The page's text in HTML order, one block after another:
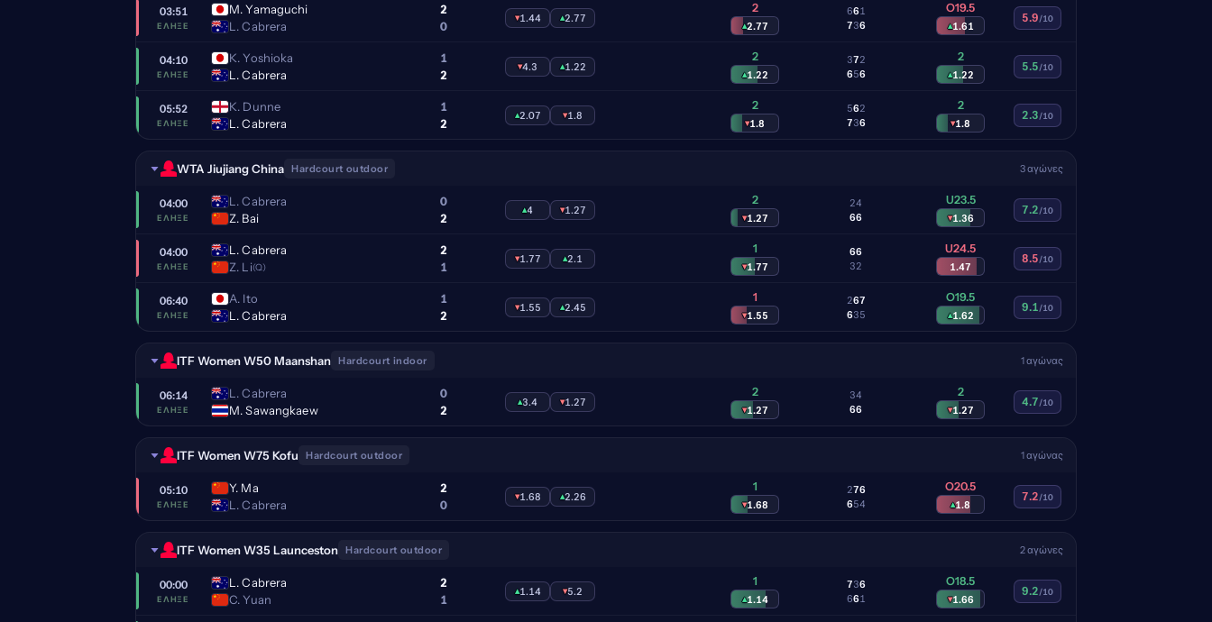
03:51
ΈΛΗΞΕ
M. Yamaguchi
L. Cabrera
2
0
▾1.44 ▴2.77
2
▴2.77
6
7
6
3
1
6
O19.5
▴1.61
5.9/10
04:10
ΈΛΗΞΕ
K. Yoshioka
L. Cabrera
1
2
▾4.3 ▴1.22
2
▴1.22
3
6
7
5
2
6
2
▴1.22
5.5/10
05:52
ΈΛΗΞΕ
K. Dunne
L. Cabrera
1
2
▴2.07 ▾1.8
2
▾1.8
5
7
6
3
2
6
2
▾1.8
2.3/10
WTA Jiujiang China Hardcourt outdoor 3 αγώνες
04:00
ΈΛΗΞΕ
L. Cabrera
Z. Bai
0
2
▴4 ▾1.27
2
▾1.27
2
6
4
6
U23.5
▾1.36
7.2/10
04:00
ΈΛΗΞΕ
L. Cabrera
Z. Li(Q)
2
1
▾1.77 ▴2.1
1
▾1.77
6
3
6
2
U24.5
1.47
8.5/10
06:40
ΈΛΗΞΕ
A. Ito
L. Cabrera
1
2
▾1.55 ▴2.45
1
▾1.55
2
6
6
3
7
5
O19.5
▴1.62
9.1/10
ITF Women W50 Maanshan Hardcourt indoor 1 αγώνας
06:14
ΈΛΗΞΕ
L. Cabrera
M. Sawangkaew
0
2
▴3.4 ▾1.27
2
▾1.27
3
6
4
6
2
▾1.27
4.7/10
ITF Women W75 Kofu Hardcourt outdoor 1 αγώνας
05:10
ΈΛΗΞΕ
Y. Ma
L. Cabrera
2
0
▾1.68 ▴2.26
1
▾1.68
2
6
7
5
6
4
O20.5
▴1.8
7.2/10
ITF Women W35 Launceston Hardcourt outdoor 2 αγώνες
00:00
ΈΛΗΞΕ
L. Cabrera
C. Yuan
2
1
▴1.14 ▾5.2
1
▴1.14
7
6
3
6
6
1
O18.5
▾1.66
9.2/10